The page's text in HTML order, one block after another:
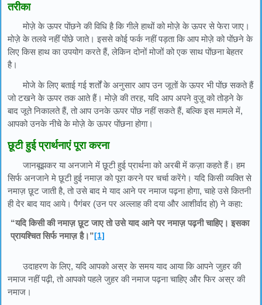
तरीका
मोज़े के ऊपर पोंछने की विधि है कि गीले हाथों को मोज़े के ऊपर से फेरा जाए।
मोज़े के तलवे नहीं पोंछे जाते। इससे कोई फर्क नहीं पड़ता कि आप मोज़े को पोंछने के
लिए किस हाथ का उपयोग करते हैं, लेकिन दोनों मोजों को एक साथ पोंछना बेहतर
है।
मोजे के लिए बताई गई शर्तों के अनुसार आप उन जूतों के ऊपर भी पोंछ सकते हैं
जो टखने के ऊपर तक आते हैं। मोज़े की तरह, यदि आप अपने वुज़ू को तोड़ने के
बाद जूते निकालते हैं, तो आप उनके ऊपर पोंछ नहीं सकते हैं, बल्कि इस मामले में,
आपको उनके नीचे के मोज़े के ऊपर पोंछना होगा।
छूटी हुई प्रार्थनाएं पूरा करना
जानबूझकर या अनजाने में छूटी हुई प्रार्थना को अरबी में कज़ा कहते हैं। हम
सिर्फ अनजाने मे छूटी हुई नमाज़ को पूरा करने पर चर्चा करेंगे। यदि किसी व्यक्ति से
नमाज़ छूट जाती है, तो उसे बाद मे याद आने पर नमाज पढ़ना होगा, चाहे उसे कितनी
ही देर बाद याद आये। पैगंबर (उन पर अल्लाह की दया और आशीर्वाद हो) ने कहा:
“यदि किसी की नमाज़ छूट जाए तो उसे याद आने पर नमाज़ पढ़नी चाहिए। इसका
प्रायश्चित सिर्फ नमाज़ है।”[1]
उदाहरण के लिए, यदि आपको अस्र के समय याद आया कि आपने जुहर की
नमाज नहीं पढ़ी, तो आपको पहले जुहर की नमाज पढ़ना चाहिए और फिर अस्र की
नमाज।